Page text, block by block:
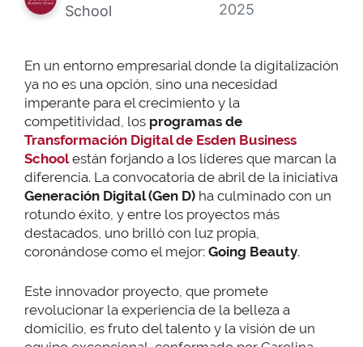
School
2025
En un entorno empresarial donde la digitalización
ya no es una opción, sino una necesidad
imperante para el crecimiento y la
competitividad, los programas de
Transformación Digital de Esden Business
School están forjando a los líderes que marcan la
diferencia. La convocatoria de abril de la iniciativa
Generación Digital (Gen D) ha culminado con un
rotundo éxito, y entre los proyectos más
destacados, uno brilló con luz propia,
coronándose como el mejor: Going Beauty.
Este innovador proyecto, que promete
revolucionar la experiencia de la belleza a
domicilio, es fruto del talento y la visión de un